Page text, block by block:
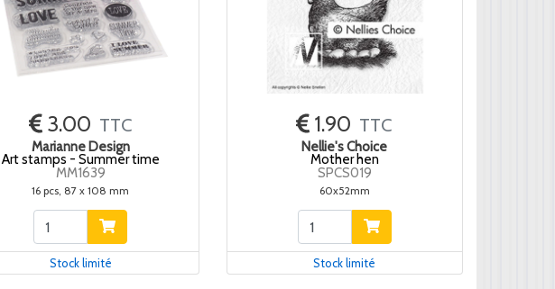
3.00 TTC
Marianne Design
Art stamps - Summer time
MM1639
16 pcs, 87 x 108 mm
Stock limité
1.90 TTC
Nellie's Choice
Mother hen
SPCS019
60x52mm
Stock limité